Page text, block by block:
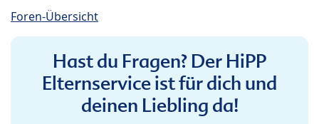
Foren-Übersicht
Hast du Fragen? Der HiPP
Elternservice ist für dich und
deinen Liebling da!